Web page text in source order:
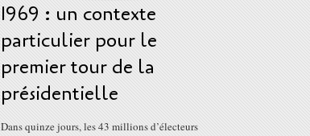
1969 : un contexte
particulier pour le
premier tour de la
présidentielle
Dans quinze jours, les 43 millions d’électeurs